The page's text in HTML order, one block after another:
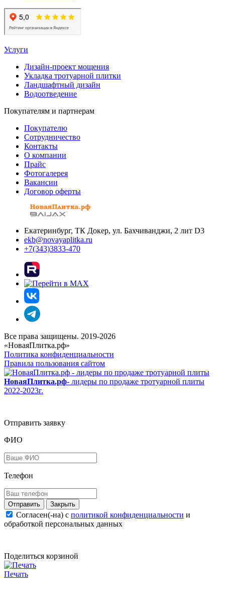
Услуги
Дизайн-проект мощения
Укладка тротуарной плитки
Ландшафтный дизайн
Водоотведение
Покупателям и партнерам
Покупателю
Сотрудничество
Контакты
О компании
Прайс
Фотогалерея
Вакансии
Договор оферты
Екатеринбург, ТК Докер, ул. Бахчиванджи, 2 лит D3
ekb@novayaplitka.ru
+7(343)3833-470
Все права защищены. 2019-2026
«НоваяПлитка.рф»
Политика конфиденциальности
Правила пользования сайтом
НоваяПлитка.рф- лидеры по продаже тротуарной плиты
2022-2023г.
Отправить заявку
ФИО
Телефон
Закрыть
Согласен(-на) c политикой конфиденциальности и
обработкой персональных данных
Поделиться корзиной
Печать